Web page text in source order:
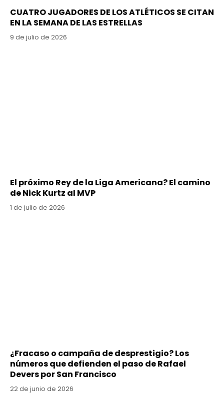
CUATRO JUGADORES DE LOS ATLÉTICOS SE CITAN
EN LA SEMANA DE LAS ESTRELLAS
9 de julio de 2026
El próximo Rey de la Liga Americana? El camino
de Nick Kurtz al MVP
1 de julio de 2026
¿Fracaso o campaña de desprestigio? Los
números que defienden el paso de Rafael
Devers por San Francisco
22 de junio de 2026